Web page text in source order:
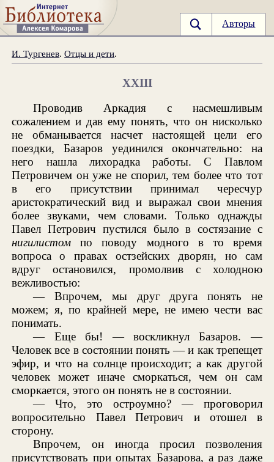
Авторы
И. Тургенев.Отцы и дети.
XXIII
Проводив Аркадия с насмешливым
сожалением и дав ему понять, что он нисколько
не обманывается насчет настоящей цели его
поездки, Базаров уединился окончательно: на
него нашла лихорадка работы. С Павлом
Петровичем он уже не спорил, тем более что тот
в его присутствии принимал чересчур
аристократический вид и выражал свои мнения
более звуками, чем словами. Только однажды
Павел Петрович пустился было в состязание с
нигилистом по поводу модного в то время
вопроса о правах остзейских дворян, но сам
вдруг остановился, промолвив с холодною
вежливостью:
— Впрочем, мы друг друга понять не
можем; я, по крайней мере, не имею чести вас
понимать.
— Еще бы! — воскликнул Базаров. —
Человек все в состоянии понять — и как трепещет
эфир, и что на солнце происходит; а как другой
человек может иначе сморкаться, чем он сам
сморкается, этого он понять не в состоянии.
— Что, это остроумно? — проговорил
вопросительно Павел Петрович и отошел в
сторону.
Впрочем, он иногда просил позволения
присутствовать при опытах Базарова, а раз даже